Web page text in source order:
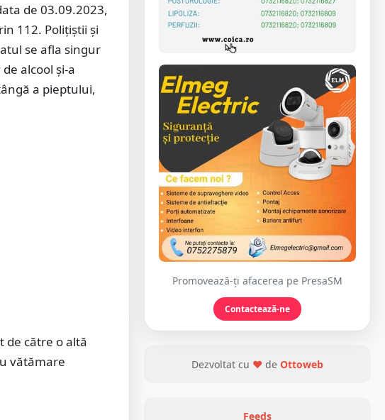
de 03.09.2023,
112. Polițiștii și
se afla singur
alcool şi-a
a pieptului,
de către o altă
vătămare
Promovează-ți afacerea pe PresaSM
Contactează-ne
Dezvoltat cu ❤ de Ottoweb
Feeds